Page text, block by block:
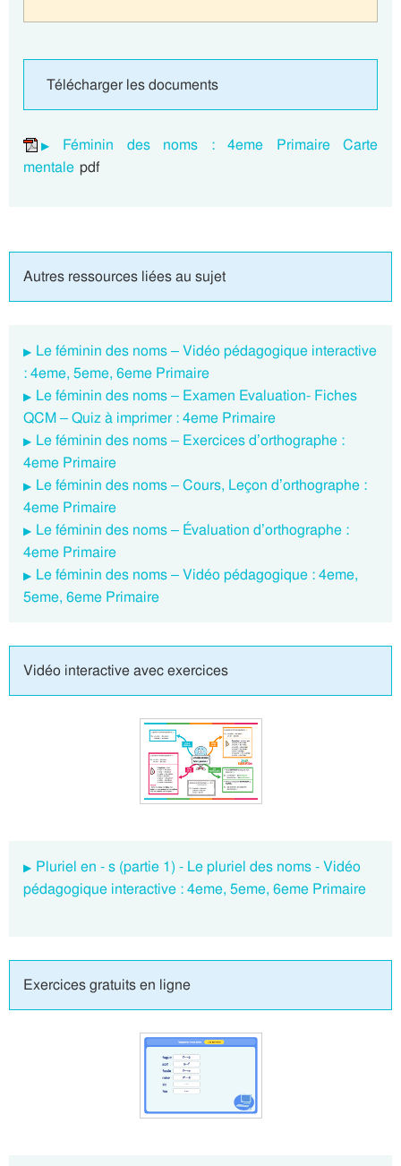
Télécharger les documents
Féminin des noms : 4eme Primaire Carte
mentale pdf
Autres ressources liées au sujet
Le féminin des noms – Vidéo pédagogique interactive
: 4eme, 5eme, 6eme Primaire
Le féminin des noms – Examen Evaluation- Fiches
QCM – Quiz à imprimer : 4eme Primaire
Le féminin des noms – Exercices d’orthographe :
4eme Primaire
Le féminin des noms – Cours, Leçon d’orthographe :
4eme Primaire
Le féminin des noms – Évaluation d’orthographe :
4eme Primaire
Le féminin des noms – Vidéo pédagogique : 4eme,
5eme, 6eme Primaire
Vidéo interactive avec exercices
Pluriel en - s (partie 1) - Le pluriel des noms - Vidéo
pédagogique interactive : 4eme, 5eme, 6eme Primaire
Exercices gratuits en ligne